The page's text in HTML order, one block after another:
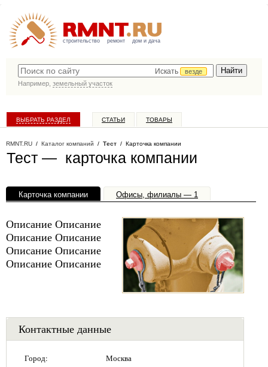
строительство ремонт дом и дача
Искать
везде
Например, земельный участок
ВЫБРАТЬ РАЗДЕЛ СТАТЬИ ТОВАРЫ
RMNT.RU / Каталог компаний / Тест / Карточка компании
Тест — карточка компании
Карточка компании Офисы, филиалы — 1
Описание Описание
Описание Описание
Описание Описание
Описание Описание
Контактные данные
Город: Москва